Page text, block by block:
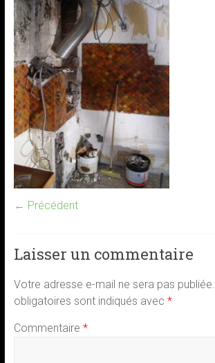
← Précédent
Laisser un commentaire
Votre adresse e-mail ne sera pas publiée.
obligatoires sont indiqués avec *
Commentaire *